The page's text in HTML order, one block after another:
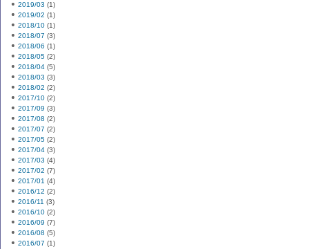
2019/03 (1)
2019/02 (1)
2018/10 (1)
2018/07 (3)
2018/06 (1)
2018/05 (2)
2018/04 (5)
2018/03 (3)
2018/02 (2)
2017/10 (2)
2017/09 (3)
2017/08 (2)
2017/07 (2)
2017/05 (2)
2017/04 (3)
2017/03 (4)
2017/02 (7)
2017/01 (4)
2016/12 (2)
2016/11 (3)
2016/10 (2)
2016/09 (7)
2016/08 (5)
2016/07 (1)